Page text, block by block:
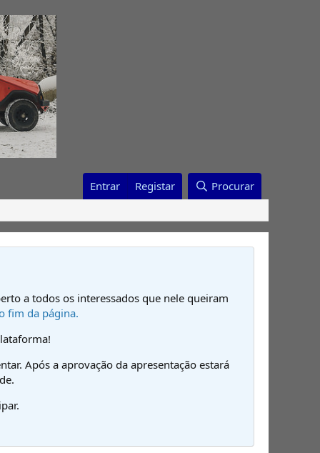
Entrar Registar Procurar
a todos os interessados que nele queiram
fim da página.
Após a aprovação da apresentação estará